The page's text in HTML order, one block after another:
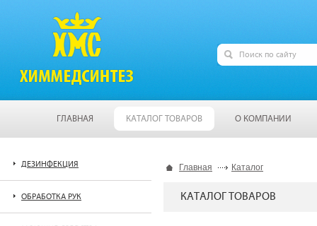
ГЛАВНАЯ КАТАЛОГ ТОВАРОВ О КОМПАНИИ
Главная Каталог
КАТАЛОГ ТОВАРОВ
ДЕЗИНФЕКЦИЯ
ОБРАБОТКА РУК